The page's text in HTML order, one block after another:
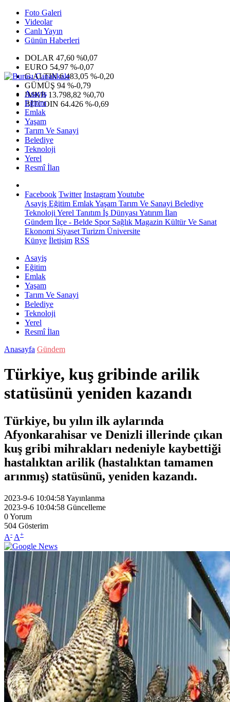
Foto Galeri
Videolar
Canlı Yayın
Günün Haberleri
DOLAR 47,60 %0,07
EURO 54,97 %-0,07
G.ALTIN6.483,05 %-0,20
GÜMÜŞ 94 %-0,79
IMKB 13.798,82 %0,70
BITCOIN 64.426 %-0,69
Asayiş
Eğitim
Emlak
Yaşam
Tarım Ve Sanayi
Belediye
Teknoloji
Yerel
Resmî İlan
Facebook Twitter InstagramYoutube
Asayiş Eğitim EmlakYaşam Tarım Ve Sanayi Belediye
Teknoloji Yerel Tanıtım İş Dünyası Yatırım İlan
Gündem İlçe - Belde SporSağlık Magazin Kültür Ve Sanat
Ekonomi Siyaset Turizm Üniversite
Künye İletişim RSS
Asayiş
Eğitim
Emlak
Yaşam
Tarım Ve Sanayi
Belediye
Teknoloji
Yerel
Resmî İlan
Anasayfa Gündem
Türkiye, kuş gribinde arilik
statüsünü yeniden kazandı
Türkiye, bu yılın ilk aylarında
Afyonkarahisar ve Denizli illerinde çıkan
kuş gribi mihrakları nedeniyle kaybettiği
hastalıktan arilik (hastalıktan tamamen
arınmış) statüsünü, yeniden kazandı.
2023-9-6 10:04:58Yayınlanma
2023-9-6 10:04:58 Güncelleme
0Yorum
504 Gösterim
A- A+